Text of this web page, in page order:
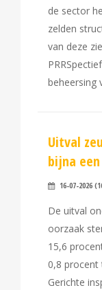
de sector
zelden
van deze
beheersing
Uitval
bijna
16-07-2026
De uitval
oorzaak
15,6
0,8 procent
Gerichte